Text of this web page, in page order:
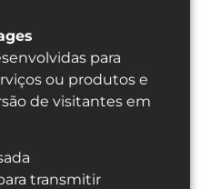
para
ou produtos e
de visitantes em
transmitir